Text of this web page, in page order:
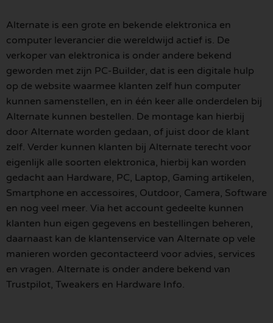
Alternate is een grote en bekende elektronica en
computer leverancier die wereldwijd actief is. De
verkoper van elektronica is onder andere bekend
geworden met zijn PC-Builder, dat is een digitale hulp
op de website waarmee klanten zelf hun computer
kunnen samenstellen, en in één keer alle onderdelen bij
Alternate kunnen bestellen. De montage kan hierbij
door Alternate worden gedaan, of juist door de klant
zelf. Verder kunnen klanten bij Alternate terecht voor
eigenlijk alle soorten elektronica, hierbij kan worden
gedacht aan Hardware, PC, Laptop, Gaming artikelen,
Smartphone en accessoires, Outdoor, Camera, Software
en nog veel meer. Via het account gedeelte kunnen
klanten hun eigen gegevens en bestellingen beheren,
daarnaast kan de klantenservice van Alternate op vele
manieren worden gecontacteerd voor advies, services
en vragen. Alternate is onder andere bekend van
Trustpilot, Tweakers en Hardware Info.